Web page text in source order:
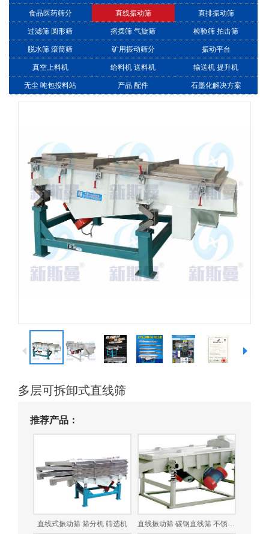
食品医药筛分 直线振动筛 直排振动筛
过滤筛 圆形筛 摇摆筛 气旋筛 检验筛 拍击筛
脱水筛 滚筒筛 矿用振动筛分 振动平台
真空上料机 给料机 送料机 输送机 提升机
无尘 吨包投料站 产品 配件 石墨化解决方案
多层可拆卸式直线筛
推荐产品：
直线式振动筛 筛分机 筛选机 直线振动筛 碳钢直线筛 不锈钢直线筛